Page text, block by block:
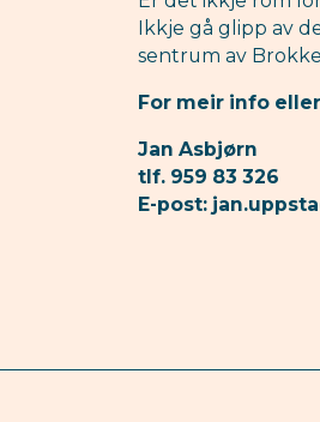
Ikkje gå glipp av
sentrum av
For meir info
Jan Asbjørn
tlf. 959 83 326
E-post: